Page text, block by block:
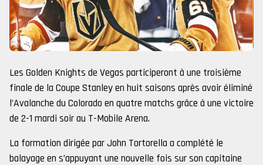
Les Golden Knights de Vegas participeront à une troisième
finale de la Coupe Stanley en huit saisons après avoir éliminé
l’Avalanche du Colorado en quatre matchs grâce à une victoire
de 2-1 mardi soir au T-Mobile Arena.
La formation dirigée par John Tortorella a complété le
balayage en s’appuyant une nouvelle fois sur son capitaine